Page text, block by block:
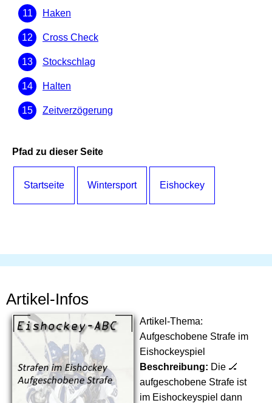
Haken
Cross Check
Stockschlag
Halten
Zeitverzögerung
Pfad zu dieser Seite
Startseite Wintersport Eishockey
Artikel-Infos
Artikel-Thema:
Aufgeschobene Strafe im
Eishockeyspiel
Beschreibung: Die 🏒
aufgeschobene Strafe ist
im Eishockeyspiel dann